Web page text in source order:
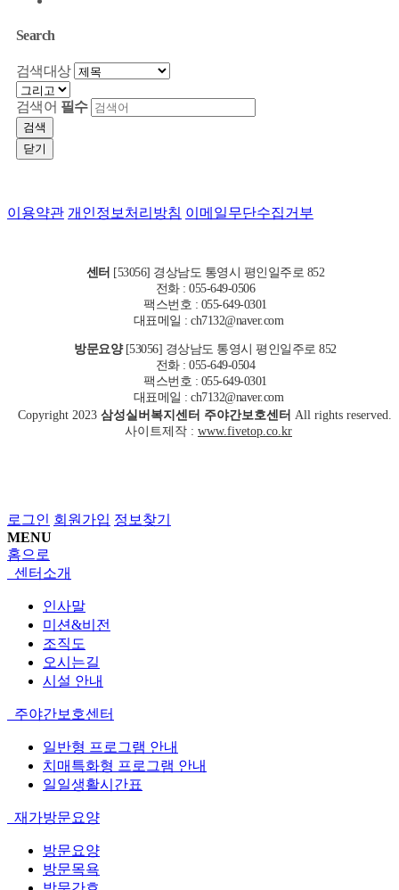
Search
검색대상
검색어 필수
검색
닫기
이용약관 개인정보처리방침 이메일무단수집거부
센터 [53056] 경상남도 통영시 평인일주로 852
전화 : 055-649-0506
팩스번호 : 055-649-0301
대표메일 : ch7132@naver.com
방문요양[53056] 경상남도 통영시 평인일주로 852
전화 : 055-649-0504
팩스번호 : 055-649-0301
대표메일 : ch7132@naver.com
Copyright 2023 삼성실버복지센터 주야간보호센터 All rights reserved.
사이트제작 : www.fivetop.co.kr
로그인 회원가입 정보찾기
MENU
홈으로
센터소개
인사말
미션&비전
조직도
오시는길
시설 안내
주야간보호센터
일반형 프로그램 안내
치매특화형 프로그램 안내
일일생활시간표
재가방문요양
방문요양
방문목욕